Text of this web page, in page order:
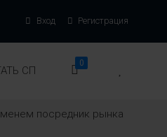
Вход Регистрация
СП
0
посредник рынка